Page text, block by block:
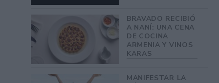
BRAVADO RECIBIÓ
A NANÍ: UNA CENA
DE COCINA
ARMENIA Y VINOS
KARAS
MANIFESTAR LA